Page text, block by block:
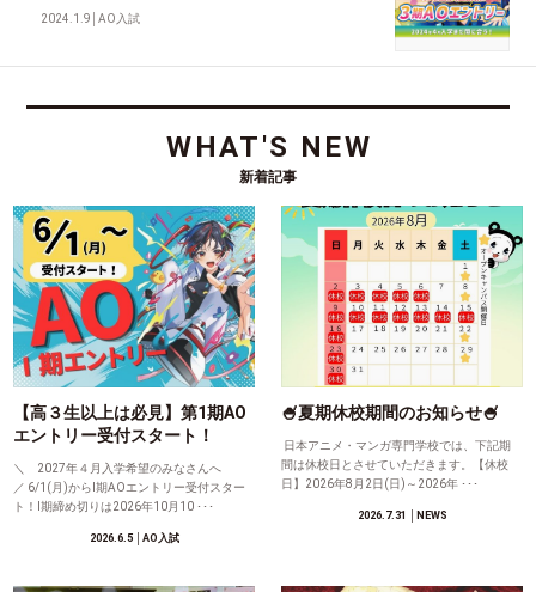
2024.1.9 │AO入試
WHAT'S NEW
新着記事
【高３生以上は必見】第1期AO
エントリー受付スタート！
＼ 2027年４月入学希望のみなさんへ
／ 6/1(月)からⅠ期AOエントリー受付スター
ト！Ⅰ期締め切りは2026年10月10 ･･･
2026.6.5│AO入試
🍧夏期休校期間のお知らせ🍧
日本アニメ・マンガ専門学校では、下記期
間は休校日とさせていただきます。【休校
日】2026年8月2日(日)～2026年 ･･･
2026.7.31 │NEWS